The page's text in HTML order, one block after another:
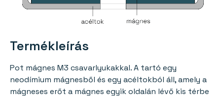
Termékleírás
Pot mágnes M3 csavarlyukakkal. A tartó egy
neodímium mágnesből és egy acéltokból áll, amely a
mágneses erőt a mágnes egyik oldalán lévő kis térbe